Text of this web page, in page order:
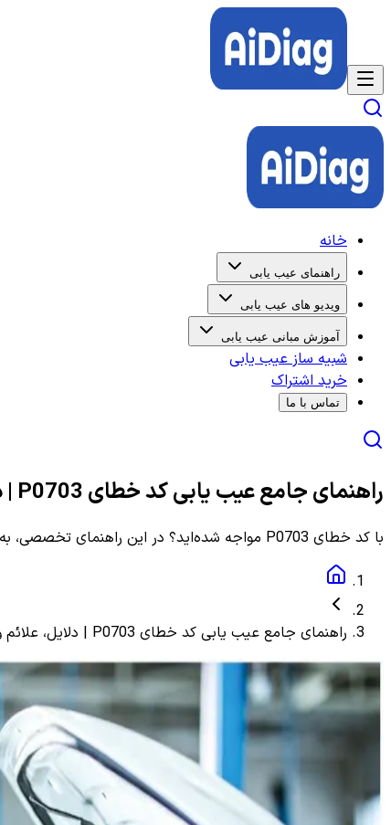
خانه
راهنمای عیب یابی
ویدیو های عیب یابی
آموزش مبانی عیب یابی
شبیه ساز عیب یابی
خرید اشتراک
تماس با ما
راهنمای جامع عیب یابی کد خطای P0703 | دلایل، علائم و راهنمای مرحله به مرحله
با کد خطای P0703 مواجه شده‌اید؟ در این راهنمای تخصصی، به صورت گام به گام با دلایل، علائم و روش‌های دقیق عیب یابی و رفع این ارور آشنا شوید.
راهنمای جامع عیب یابی کد خطای P0703 | دلایل، علائم و راهنمای مرحله به مرحله